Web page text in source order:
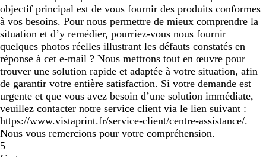
objectif principal est de vous fournir des produits conformes
à vos besoins. Pour nous permettre de mieux comprendre la
situation et d’y remédier, pourriez-vous nous fournir
quelques photos réelles illustrant les défauts constatés en
réponse à cet e-mail ? Nous mettrons tout en œuvre pour
trouver une solution rapide et adaptée à votre situation, afin
de garantir votre entière satisfaction. Si votre demande est
urgente et que vous avez besoin d’une solution immédiate,
veuillez contacter notre service client via le lien suivant :
https://www.vistaprint.fr/service-client/centre-assistance/.
Nous vous remercions pour votre compréhension.
5